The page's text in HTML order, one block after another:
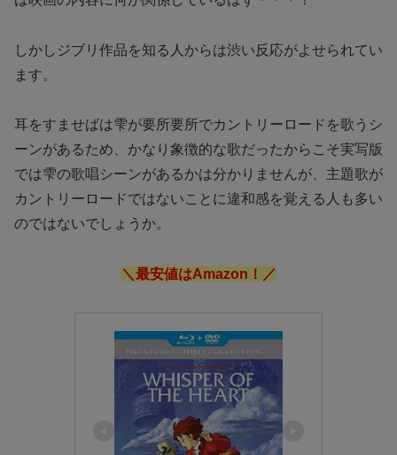
しかしジブリ作品を知る人からは渋い反応がよせられてい
ます。
耳をすませばは雫が要所要所でカントリーロードを歌うシ
ーンがあるため、かなり象徴的な歌だったからこそ実写版
では雫の歌唱シーンがあるかは分かりませんが、主題歌が
カントリーロードではないことに違和感を覚える人も多い
のではないでしょうか。
＼最安値はAmazon！／